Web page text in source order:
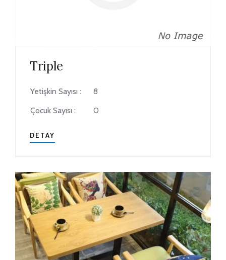
Triple
Yetişkin Sayısı :
8
Çocuk Sayısı :
0
DETAY